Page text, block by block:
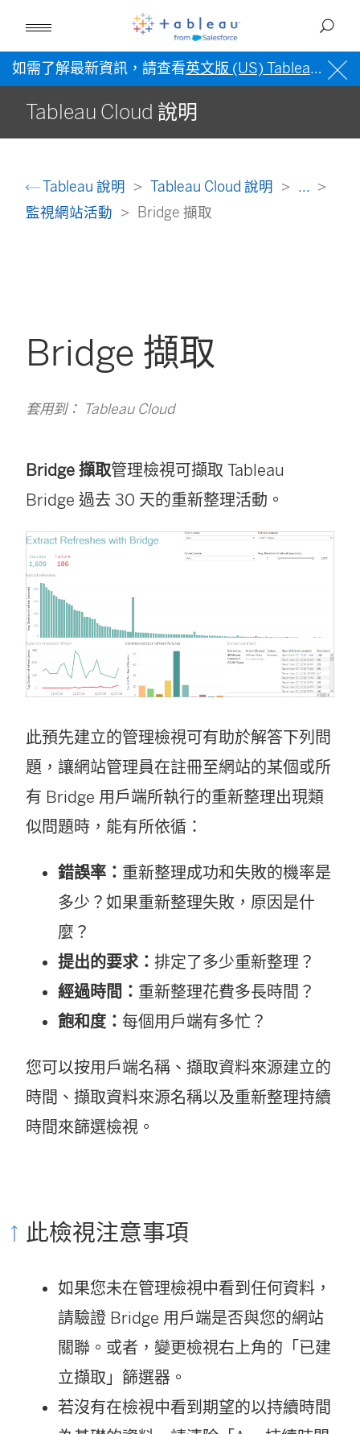
如需了解最新資訊，請查看英文版 (US) Tableau 說明
Tableau Cloud 說明
Tableau 說明 Tableau Cloud 說明
...
監視網站活動
Bridge 擷取
Bridge 擷取
套用到： Tableau Cloud
Bridge 擷取管理檢視可擷取 Tableau
Bridge 過去 30 天的重新整理活動。
此預先建立的管理檢視可有助於解答下列問
題，讓網站管理員在註冊至網站的某個或所
有 Bridge 用戶端所執行的重新整理出現類
似問題時，能有所依循：
錯誤率： 重新整理成功和失敗的機率是
多少？如果重新整理失敗，原因是什
麼？
提出的要求： 排定了多少重新整理？
經過時間： 重新整理花費多長時間？
飽和度： 每個用戶端有多忙？
您可以按用戶端名稱、擷取資料來源建立的
時間、擷取資料來源名稱以及重新整理持續
時間來篩選檢視。
此檢視注意事項
如果您未在管理檢視中看到任何資料，
請驗證 Bridge 用戶端是否與您的網站
關聯。或者，變更檢視右上角的「已建
立擷取」篩選器。
若沒有在檢視中看到期望的以持續時間